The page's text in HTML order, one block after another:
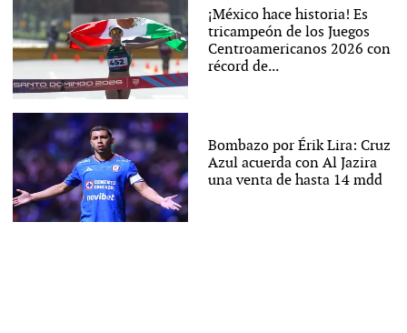
¡México hace historia! Es
tricampeón de los Juegos
Centroamericanos 2026 con
récord de...
Bombazo por Érik Lira: Cruz
Azul acuerda con Al Jazira
una venta de hasta 14 mdd